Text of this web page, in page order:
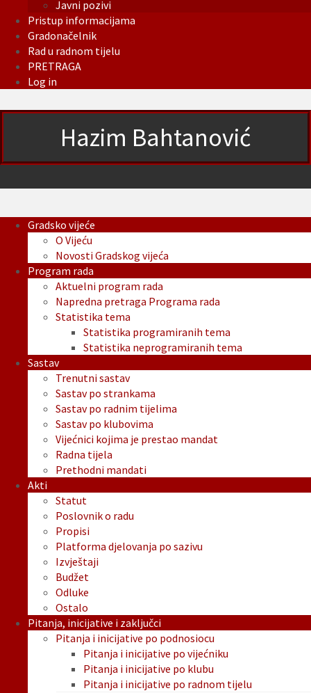
Javni pozivi
Pristup informacijama
Gradonačelnik
Rad u radnom tijelu
PRETRAGA
Log in
Hazim Bahtanović
Gradsko vijeće
O Vijeću
Novosti Gradskog vijeća
Program rada
Aktuelni program rada
Napredna pretraga Programa rada
Statistika tema
Statistika programiranih tema
Statistika neprogramiranih tema
Sastav
Trenutni sastav
Sastav po strankama
Sastav po radnim tijelima
Sastav po klubovima
Vijećnici kojima je prestao mandat
Radna tijela
Prethodni mandati
Akti
Statut
Poslovnik o radu
Propisi
Platforma djelovanja po sazivu
Izvještaji
Budžet
Odluke
Ostalo
Pitanja, inicijative i zaključci
Pitanja i inicijative po podnosiocu
Pitanja i inicijative po vijećniku
Pitanja i inicijative po klubu
Pitanja i inicijative po radnom tijelu